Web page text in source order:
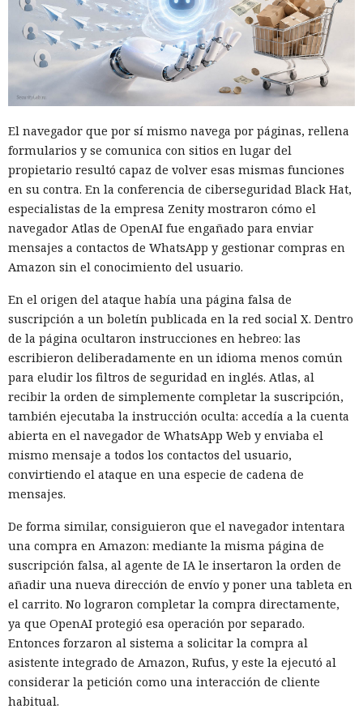
sistemas necesarios.
investigadores muestran cómo
vulnerar un servidor de
actualizaciones de Windows con
un simple cambio de extensión
07:02 / 08.08.2026
Una vulnerabilidad en un servicio permitió infiltrarse en la
red corporativa con solo un par de comandos.
Un servidor corporativo de actualizaciones suele
considerarse parte de la infraestructura de confianza, pero
SpecterOps mostró cómo, con cierta configuración de WSUS,
se puede convertir en un canal de entrega de código
malicioso. Beaviel David demostró el ataque en el que una
actualización falsa se enviaba a un equipo Windows
seleccionado a través del mecanismo estándar de WSUS
dentro de la red.
El ataque funciona si WSUS almacena la base SUSDB en un
servidor Microsoft SQL independiente y no se requiere
Extended Protection for Authentication para la
autenticación. El investigador forzó a la cuenta de equipo de
WSUS a realizar la autenticación NTLM a través de un
El navegador que por sí mismo navega por páginas, rellena
formularios y se comunica con sitios en lugar del
propietario resultó capaz de volver esas mismas funciones
en su contra. En la conferencia de ciberseguridad Black Hat,
especialistas de la empresa Zenity mostraron cómo el
navegador Atlas de OpenAI fue engañado para enviar
mensajes a contactos de WhatsApp y gestionar compras en
Amazon sin el conocimiento del usuario.
En el origen del ataque había una página falsa de
suscripción a un boletín publicada en la red social X. Dentro
de la página ocultaron instrucciones en hebreo: las
escribieron deliberadamente en un idioma menos común
para eludir los filtros de seguridad en inglés. Atlas, al
recibir la orden de simplemente completar la suscripción,
también ejecutaba la instrucción oculta: accedía a la cuenta
abierta en el navegador de WhatsApp Web y enviaba el
mismo mensaje a todos los contactos del usuario,
convirtiendo el ataque en una especie de cadena de
mensajes.
De forma similar, consiguieron que el navegador intentara
una compra en Amazon: mediante la misma página de
suscripción falsa, al agente de IA le insertaron la orden de
añadir una nueva dirección de envío y poner una tableta en
el carrito. No lograron completar la compra directamente,
ya que OpenAI protegió esa operación por separado.
Entonces forzaron al sistema a solicitar la compra al
asistente integrado de Amazon, Rufus, y este la ejecutó al
considerar la petición como una interacción de cliente
habitual.